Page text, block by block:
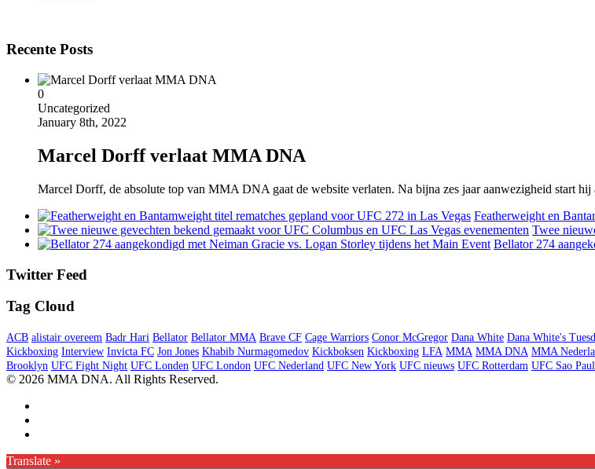
Recente Posts
0
Uncategorized
January 8th, 2022
Marcel Dorff verlaat MMA DNA
Marcel Dorff, de absolute top van MMA DNA gaat de website verlaten. Na bijna zes jaar aanwezigheid start hij
Featherweight en
Twee
Bellator 274
Twitter Feed
Tag Cloud
ACB alistair overeem Badr Hari Bellator Bellator MMA Brave CF Cage Warriors Conor McGregor Dana White Dana White's
Kickboxing Interview Invicta FC Jon Jones Khabib Nurmagomedov Kickboksen Kickboxing LFA MMA MMA DNA MMA
Brooklyn UFC Fight Night UFC Londen UFC London UFC Nederland UFC New York UFC nieuws UFC Rotterdam UFC Sao
© 2026 MMA DNA. All Rights Reserved.
Translate »